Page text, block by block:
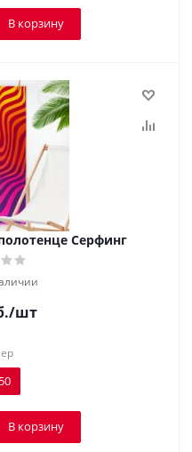
В корзину
Серфинг
/шт
В корзину